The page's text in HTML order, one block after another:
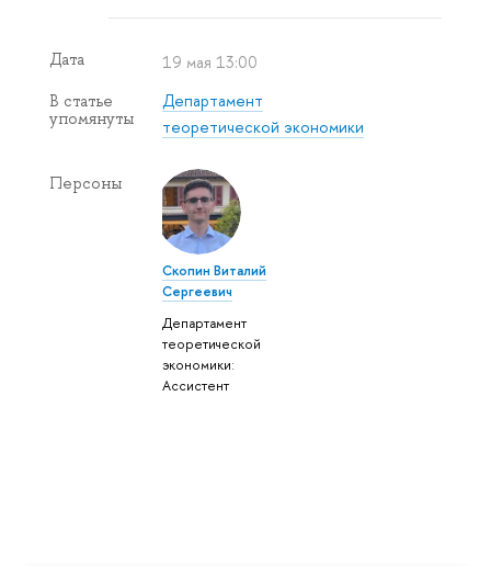
Дата 19 мая 13:00
В статье
упомянуты
Департамент
теоретической экономики
Персоны
Скопин Виталий
Сергеевич
Департамент
теоретической
экономики:
Ассистент